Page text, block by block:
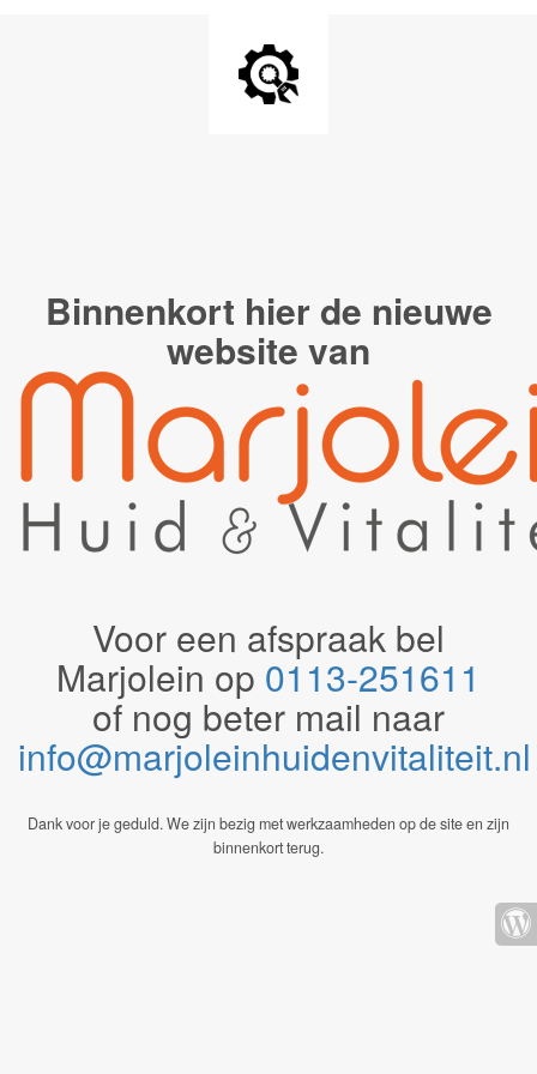
Binnenkort hier de nieuwe
website van
Voor een afspraak bel
Marjolein op 0113-251611
of nog beter mail naar
Dank voor je geduld. We zijn bezig met werkzaamheden op de site en zijn
binnenkort terug.